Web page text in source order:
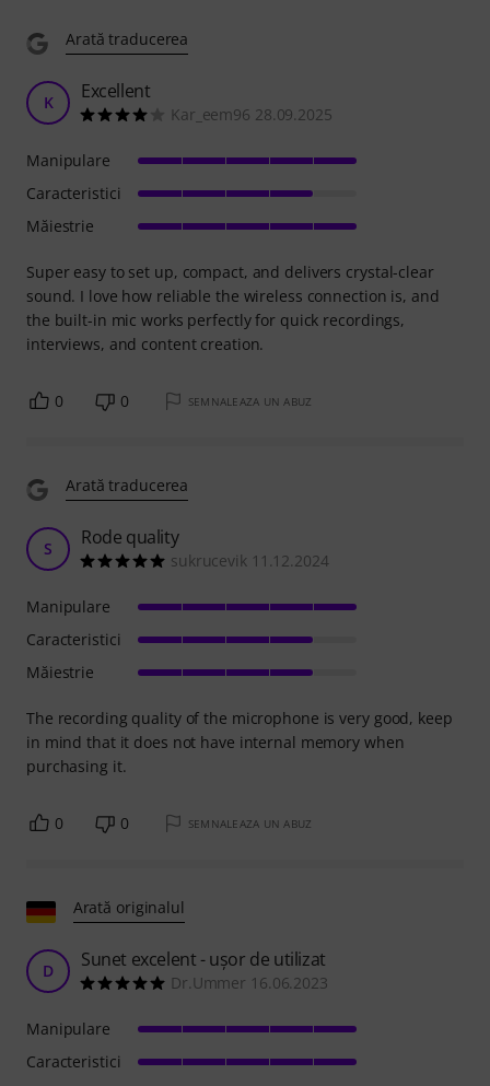
Arată traducerea
K Excellent
Kar_eem96 28.09.2025
Super easy to set up, compact, and delivers crystal-clear
sound. I love how reliable the wireless connection is, and
the built-in mic works perfectly for quick recordings,
interviews, and content creation.
Manipulare
Caracteristici
Măiestrie
0 0 SEMNALEAZA UN ABUZ
Arată traducerea
S Rode quality
sukrucevik 11.12.2024
The recording quality of the microphone is very good, keep
in mind that it does not have internal memory when
purchasing it.
Manipulare
Caracteristici
Măiestrie
0 0 SEMNALEAZA UN ABUZ
Arată originalul
D Sunet excelent - ușor de utilizat
Dr.Ummer 16.06.2023
Manipulare
Caracteristici